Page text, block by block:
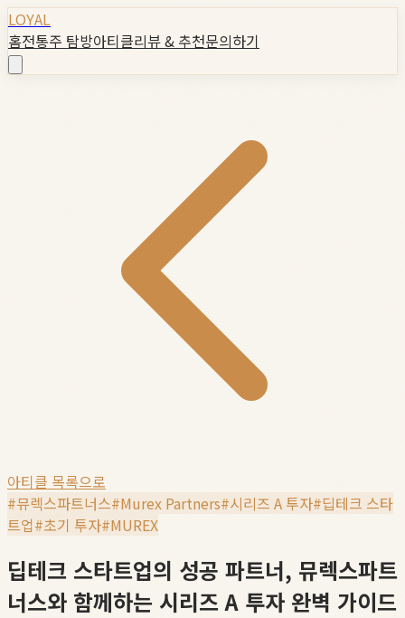
LOYAL
홈전통주 탐방아티클리뷰 & 추천문의하기
아티클 목록으로
#뮤렉스파트너스#Murex Partners#시리즈 A 투자#딥테크 스타
트업#초기 투자#MUREX
딥테크 스타트업의 성공 파트너, 뮤렉스파트
너스와 함께하는 시리즈 A 투자 완벽 가이드